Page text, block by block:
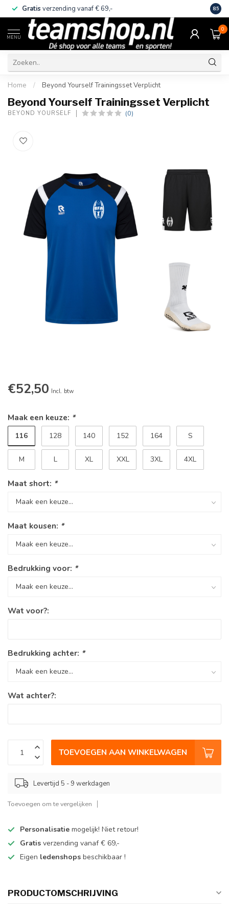
Gratis verzending vanaf € 69,- Eigen
8.5
MENU
0
Home / Beyond Yourself Trainingsset Verplicht
Beyond Yourself Trainingsset Verplicht
BEYOND YOURSELF (0)
€52,50 Incl. btw
Maak een keuze: *
116 128 140 152 164 S
M L XL XXL 3XL 4XL
Maat short: *
Maat kousen: *
Bedrukking voor: *
Wat voor?:
Bedrukking achter: *
Wat achter?:
TOEVOEGEN AAN WINKELWAGEN
Levertijd 5 - 9 werkdagen
Toevoegen om te vergelijken
Personalisatie mogelijk! Niet retour!
Gratis verzending vanaf € 69,-
Eigen ledenshops beschikbaar !
PRODUCTOMSCHRIJVING